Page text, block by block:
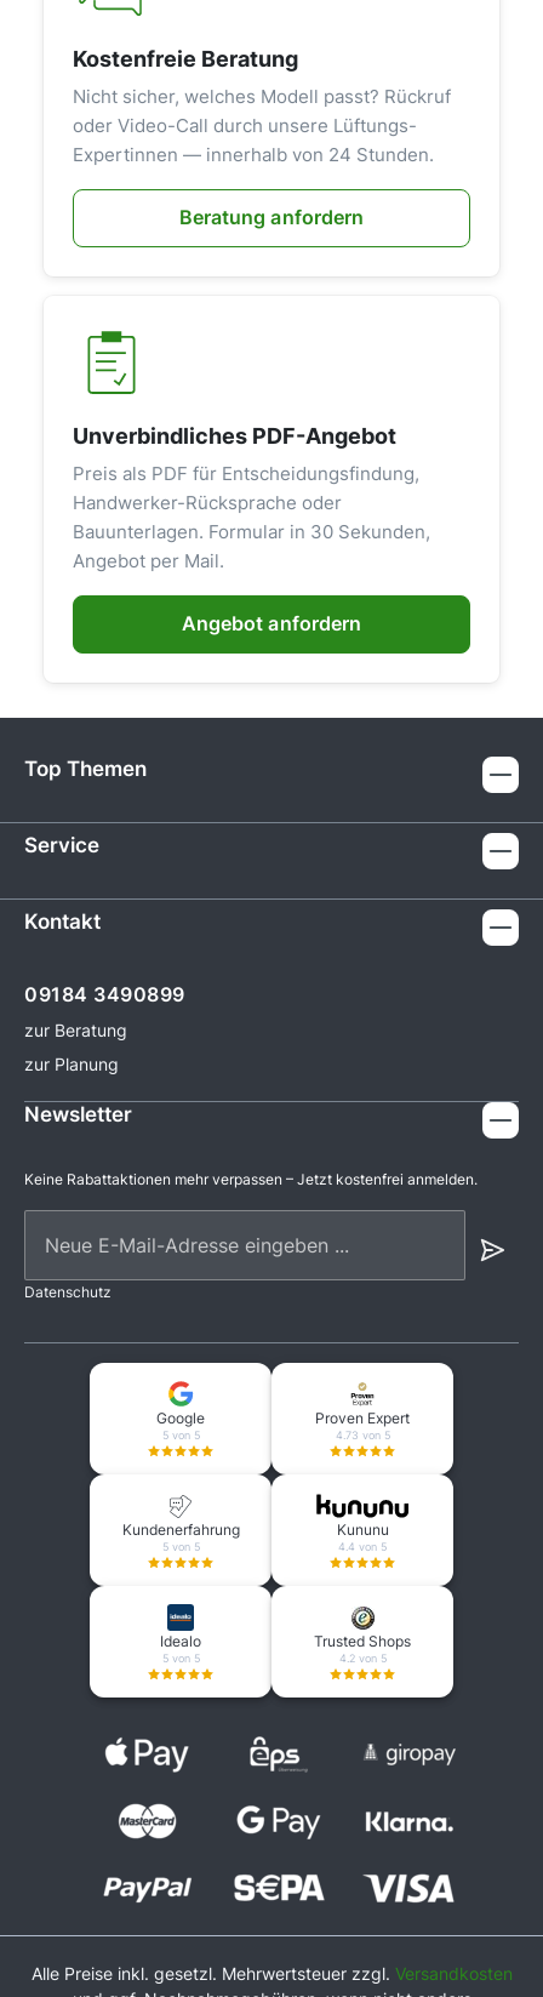
Kostenfreie Beratung
Nicht sicher, welches Modell passt? Rückruf
oder Video-Call durch unsere Lüftungs-
Expertinnen — innerhalb von 24 Stunden.
Beratung anfordern
Unverbindliches PDF-Angebot
Preis als PDF für Entscheidungsfindung,
Handwerker-Rücksprache oder
Bauunterlagen. Formular in 30 Sekunden,
Angebot per Mail.
Angebot anfordern
Top Themen
Service
Kontakt
09184 3490899
zur Beratung
zur Planung
Newsletter
Keine Rabattaktionen mehr verpassen – Jetzt kostenfrei anmelden.
Datenschutz
Google
5 von 5
Proven Expert
4.73 von 5
Kundenerfahrung
5 von 5
Kununu
4.4 von 5
Idealo
5 von 5
Trusted Shops
4.2 von 5
Alle Preise inkl. gesetzl. Mehrwertsteuer zzgl. Versandkosten